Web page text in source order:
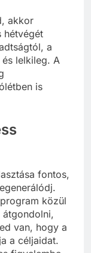
akkor
hétvégét
a
lelkileg. A
is
fontos,
közül
átgondolni,
van, hogy a
a céljaidat.